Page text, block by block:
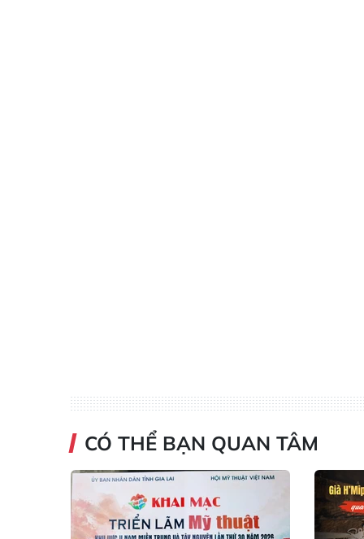
CÓ THỂ BẠN QUAN TÂM